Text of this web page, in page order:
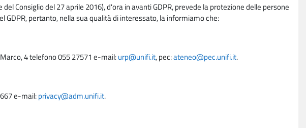
Consiglio del 27 aprile 2016), d'ora in avanti GDPR, prevede la protezione delle persone
pertanto, nella sua qualità di interessato, la informiamo che:
4 telefono 055 27571 e-mail:urp@unifi.it, pec:ateneo@pec.unifi.it.
e-mail:privacy@adm.unifi.it.